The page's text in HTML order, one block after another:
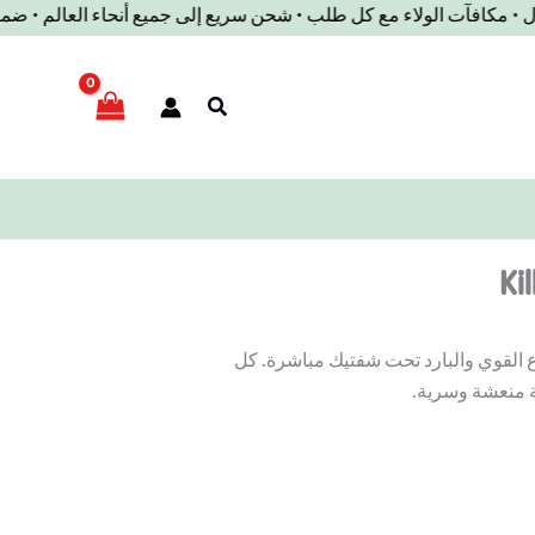
• مكافآت الولاء مع كل طلب • شحن سريع إلى جميع أنحاء
بحث
القوي والبارد تحت شفتيك مباشرة. كل
منعشة وسرية.